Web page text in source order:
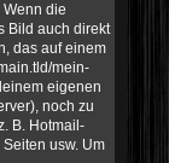
die
Bild auch direkt
das auf einem
mein-
eigenen
noch zu
B. Hotmail-
usw. Um